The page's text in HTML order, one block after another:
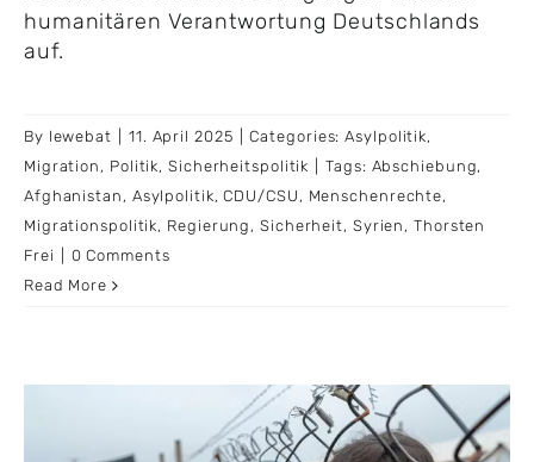
humanitären Verantwortung Deutschlands
auf.
By lewebat 11. April 2025 Categories:Asylpolitik,
Migration , Politik,Sicherheitspolitik Tags: Abschiebung,
Afghanistan , Asylpolitik,CDU/CSU , Menschenrechte,
Migrationspolitik, Regierung ,Sicherheit, Syrien ,Thorsten
Frei
0 Comments
Read More